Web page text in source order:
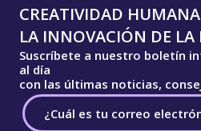
CREATIVIDAD
LA INNOVACIÓN DE LA
Suscríbete a nuestro boletín
al día
con las últimas noticias,